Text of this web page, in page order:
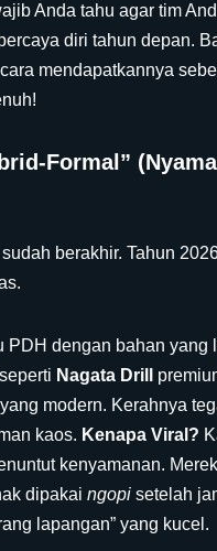
Anda tahu agar tim
diri tahun depan.
mendapatkannya
Formal”
berakhir. Tahun
PDH dengan bahan yang
Nagata Drill
modern. Kerahnya
kaos. Kenapa Viral?
kenyamanan.
dipakai ngopi setelah
lapangan” yang kucel.